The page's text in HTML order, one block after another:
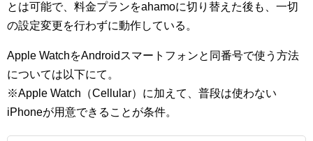
とは可能で、料金プランをahamoに切り替えた後も、一切
の設定変更を行わずに動作している。
Apple WatchをAndroidスマートフォンと同番号で使う方法
については以下にて。
※Apple Watch（Cellular）に加えて、普段は使わない
iPhoneが用意できることが条件。